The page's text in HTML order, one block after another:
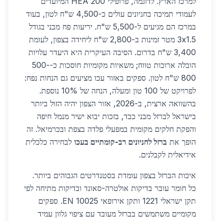
לעמודי תמיכה בחניונים עולים כ-4,500 ש"ח לטון, בעוד
במרכז הם מגיעים ל-5,500 ש"ח. יריעות פח מבני בגודל
3x1.5 מטר זמינות ב-2,800 ש"ח ליחידה בצפון, לעומת
3,400 ש"ח בדרום. הסיבה העיקרית היא היעדר עלויות
הובלה ארוכות טווח; משאיות מקומיות חוסכות כ-500-
800 ש"ח לטון. ספקים באזור עכו מציעים גם הנחות נפח:
לפרויקט של 100 טון ומעלה, הנחה של 10% נוספת.
בהשוואה ארצית, ב-2026, אזור הצפון יהיה הזול ביותר
בישראל לברזל מבני כבד, בזכות יבוא ישיר מנמל חיפה
והפקת חלקים מקומית במפעלי פלדה בצפת ובכרמיאל. זה
הופך את ברזל לחניונים רב-קומתיים בעכו לבחירה כלכלית
אידיאלית לקבלנים.
איכות הברזל בצפון עומדת בסטנדרטים הגבוהים ביותר.
כל חומר עובר בדיקות אולטרה-סאונד ובדיקות מתיחה לפי
תקן ישראלי 1221 ותקן אירופאי EN 10025. ספקים
מקומיים משתמשים בברזל מעובד עם ציפוי גלוון עמיד